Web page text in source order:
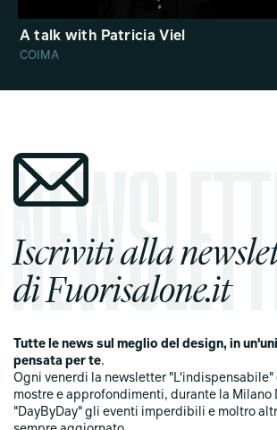
A talk with Patricia Viel
COIMA
Iscriviti alla
di Fuorisalone.it
Tutte le news sul meglio del design, in
pensata per te.
Ogni venerdi la newsletter
mostre e approfondimenti, durante la Milano
"DayByDay" gli eventi imperdibili e moltro